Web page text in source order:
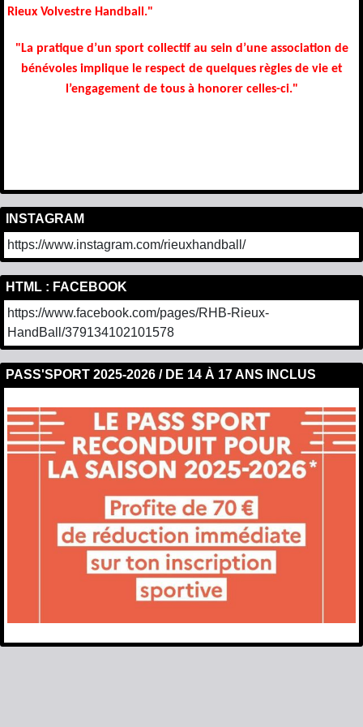
Rieux Volvestre Handball."
"La pratique d’un sport collectif au sein d’une association de
bénévoles implique le respect de quelques règles de vie et
l’engagement de tous à honorer celles-ci."
INSTAGRAM
https://www.instagram.com/rieuxhandball/
HTML : FACEBOOK
https://www.facebook.com/pages/RHB-Rieux-
HandBall/379134102101578
PASS'SPORT 2025-2026 / DE 14 À 17 ANS INCLUS